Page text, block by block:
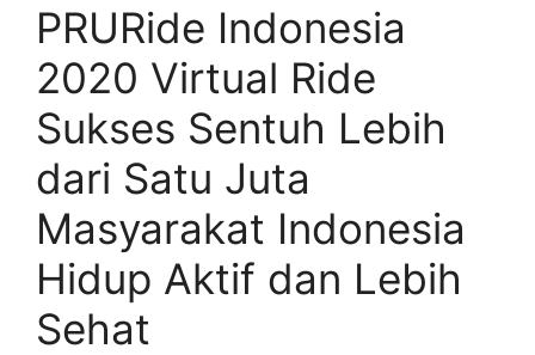
PRURide Indonesia
2020 Virtual Ride
Sukses Sentuh Lebih
dari Satu Juta
Masyarakat Indonesia
Hidup Aktif dan Lebih
Sehat